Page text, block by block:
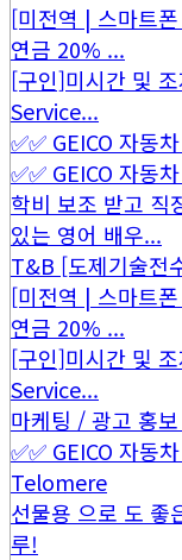
[미전역 | 스마트
연금 20% ...
[구인]미시간 및
Service...
✅✅ GEICO 자동
✅✅ GEICO 자동
학비 보조 받고 직
있는 영어 배우...
T&B [도제기술전
[미전역 | 스마트
연금 20% ...
[구인]미시간 및
Service...
마케팅 / 광고 홍
✅✅ GEICO 자동
Telomere
선물용 으로 도 좋
루!